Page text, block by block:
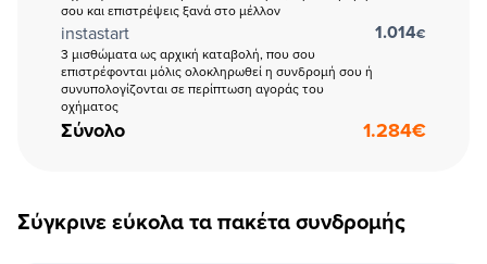
σου και επιστρέψεις ξανά στο μέλλον
instastart
3 μισθώματα ως αρχική καταβολή, που σου
επιστρέφονται μόλις ολοκληρωθεί η συνδρομή σου ή
συνυπολογίζονται σε περίπτωση αγοράς του
οχήματος
1.014€
Σύνολο 1.284€
Σύγκρινε εύκολα τα πακέτα συνδρομής